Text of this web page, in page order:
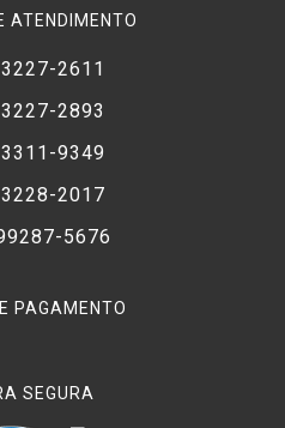
ATENDIMENTO
2611
2893
9349
2017
5676
PAGAMENTO
SEGURA